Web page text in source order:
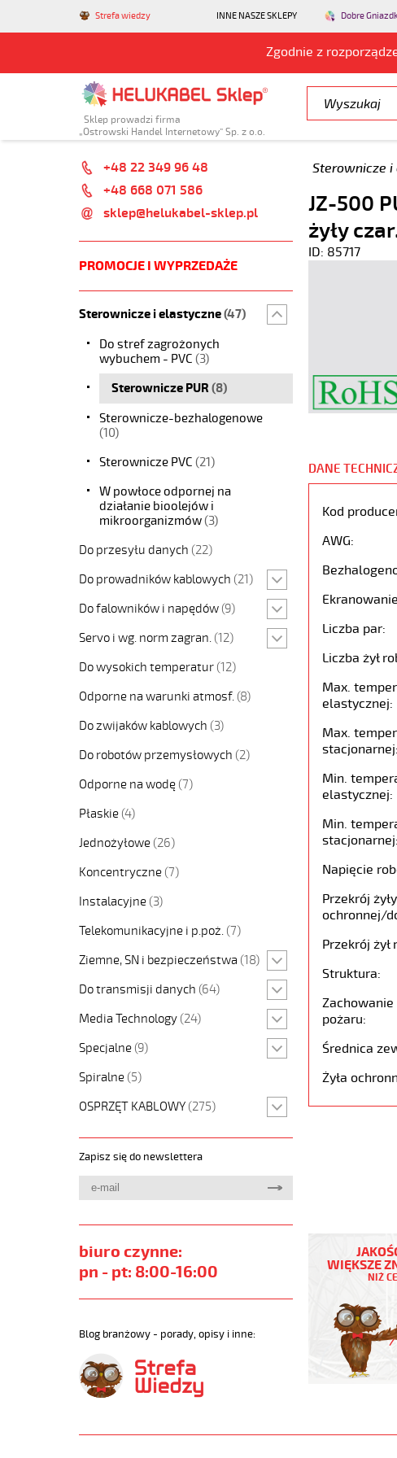
Strefa wiedzy INNE NASZE SKLEPY Dobre
Zgodnie z
Sklep prowadzi firma
„Ostrowski Handel Internetowy” Sp. z o.o.
+48 22 349 96 48
+48 668 071 586
sklep@helukabel-sklep.pl
PROMOCJE I WYPRZEDAŻE
Sterownicze i elastyczne(47)
Do stref zagrożonych
wybuchem - PVC (3)
Sterownicze PUR (8)
Sterownicze-bezhalogenowe
(10)
Sterownicze PVC (21)
W powłoce odpornej na
działanie bioolejów i
mikroorganizmów(3)
Do przesyłu danych (22)
Do prowadników kablowych (21)
Do falowników i napędów (9)
Servo i wg. norm zagran. (12)
Do wysokich temperatur (12)
Odporne na warunki atmosf. (8)
Do zwijaków kablowych (3)
Do robotów przemysłowych (2)
Odporne na wodę (7)
Płaskie (4)
Jednożyłowe (26)
Koncentryczne (7)
Instalacyjne (3)
Telekomunikacyjne i p.poż. (7)
Ziemne, SN i bezpieczeństwa (18)
Do transmisji danych (64)
Media Technology (24)
Specjalne (9)
Spiralne (5)
OSPRZĘT KABLOWY (275)
Zapisz się do newslettera
biuro czynne:
pn - pt: 8:00-16:00
Blog branżowy - porady, opisy i inne:
Sterownicze i
JZ-500
żyły
ID: 85717
DANE
Kod
AWG:
Liczba par:
Liczba żył
Max.
elastycznej:
Max.
stacjonarnej:
Min.
elastycznej:
Min.
stacjonarnej:
Napięcie
Przekrój żyły
ochronnej/
Przekrój żył
Struktura:
pożaru:
Średnica
Żyła
PUR
3G2,5
elastyczny
300/500V
szary,izol.pur
czar.numer
500-
WIĘKSZE
NIŻ